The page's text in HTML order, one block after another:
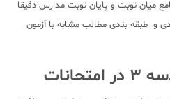
نوبت و پایان نوبت مدارس دقیقا
و طبقه بندی مطالب مشابه با آزمون